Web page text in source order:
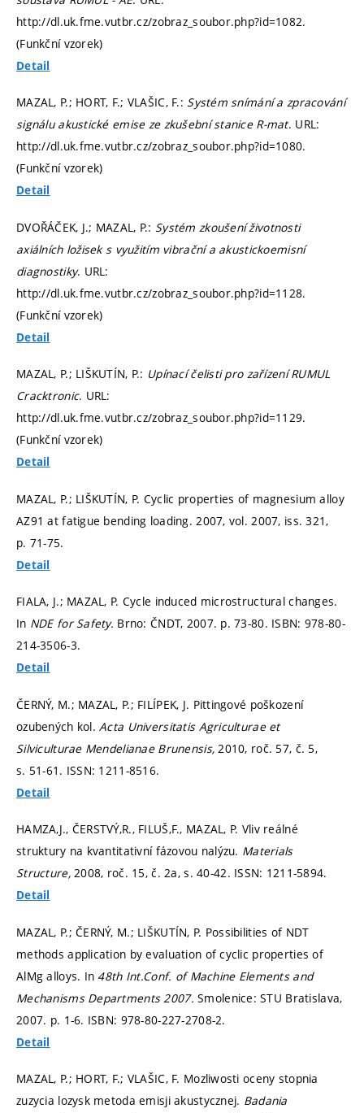
http://dl.uk.fme.vutbr.cz/zobraz_soubor.php?id=1082.
(Funkční vzorek)
Detail
MAZAL, P.; HORT, F.; VLAŠIC, F.: Systém snímání a zpracování
signálu akustické emise ze zkušební stanice R-mat. URL:
http://dl.uk.fme.vutbr.cz/zobraz_soubor.php?id=1080.
(Funkční vzorek)
Detail
DVOŘÁČEK, J.; MAZAL, P.: Systém zkoušení životnosti
axiálních ložisek s využitím vibrační a akustickoemisní
diagnostiky. URL:
http://dl.uk.fme.vutbr.cz/zobraz_soubor.php?id=1128.
(Funkční vzorek)
Detail
MAZAL, P.; LIŠKUTÍN, P.: Upínací čelisti pro zařízení RUMUL
Cracktronic. URL:
http://dl.uk.fme.vutbr.cz/zobraz_soubor.php?id=1129.
(Funkční vzorek)
Detail
MAZAL, P.; LIŠKUTÍN, P. Cyclic properties of magnesium alloy
AZ91 at fatigue bending loading. 2007, vol. 2007, iss. 321,
p. 71-75.
Detail
FIALA, J.; MAZAL, P. Cycle induced microstructural changes.
In NDE for Safety. Brno: ČNDT, 2007. p. 73-80. ISBN: 978-80-
214-3506-3.
Detail
ČERNÝ, M.; MAZAL, P.; FILÍPEK, J. Pittingové poškození
ozubených kol.Acta Universitatis Agriculturae et
Silviculturae Mendelianae Brunensis, 2010, roč. 57, č. 5,
s. 51-61. ISSN: 1211-8516.
Detail
HAMZA,J., ČERSTVÝ,R., FILUŠ,F., MAZAL, P. Vliv reálné
struktury na kvantitativní fázovou nalýzu. Materials
Structure,2008, roč. 15, č. 2a,s. 40-42. ISSN: 1211-5894.
Detail
MAZAL, P.; ČERNÝ, M.; LIŠKUTÍN, P. Possibilities of NDT
methods application by evaluation of cyclic properties of
AlMg alloys. In 48th Int.Conf. of Machine Elements and
Mechanisms Departments 2007.Smolenice: STU Bratislava,
2007. p. 1-6. ISBN: 978-80-227-2708-2.
Detail
MAZAL, P.; HORT, F.; VLAŠIC, F. Mozliwosti oceny stopnia
zuzycia lozysk metoda emisji akustycznej. Badania